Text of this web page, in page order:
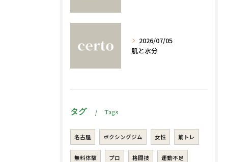
2026/07/05
肌と水分
タグ Tags
名古屋 ボクシングジム 女性 筋トレ
無料体験 プロ 格闘技 運動不足